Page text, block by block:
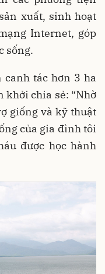
xuất, sinh hoạt
Internet, góp
sống.
tác hơn 3 ha
khởi chia sẻ: “Nhờ
giống và kỹ thuật
của gia đình tôi
được học hành